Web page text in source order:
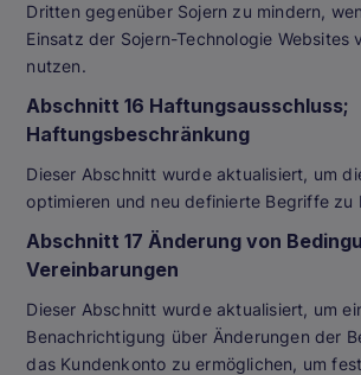
Dritten gegenüber Sojern zu mindern,
Einsatz der Sojern-Technologie Websites
nutzen.
Abschnitt 16 Haftungsausschluss;
Haftungsbeschränkung
Dieser Abschnitt wurde aktualisiert, um
optimieren und neu definierte Begriffe zu
Abschnitt 17 Änderung von
Vereinbarungen
Dieser Abschnitt wurde aktualisiert, um
Benachrichtigung über Änderungen der
das Kundenkonto zu ermöglichen, um